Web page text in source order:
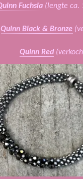
Fuchsia (lengte ca.
Quinn Black & Bronze
Quinn Red